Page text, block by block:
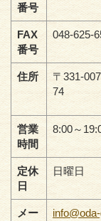
番号
FAX
番号
048-625-
住所
〒331-
74
営業
時間
8:00～
定休
日
日曜日
メー